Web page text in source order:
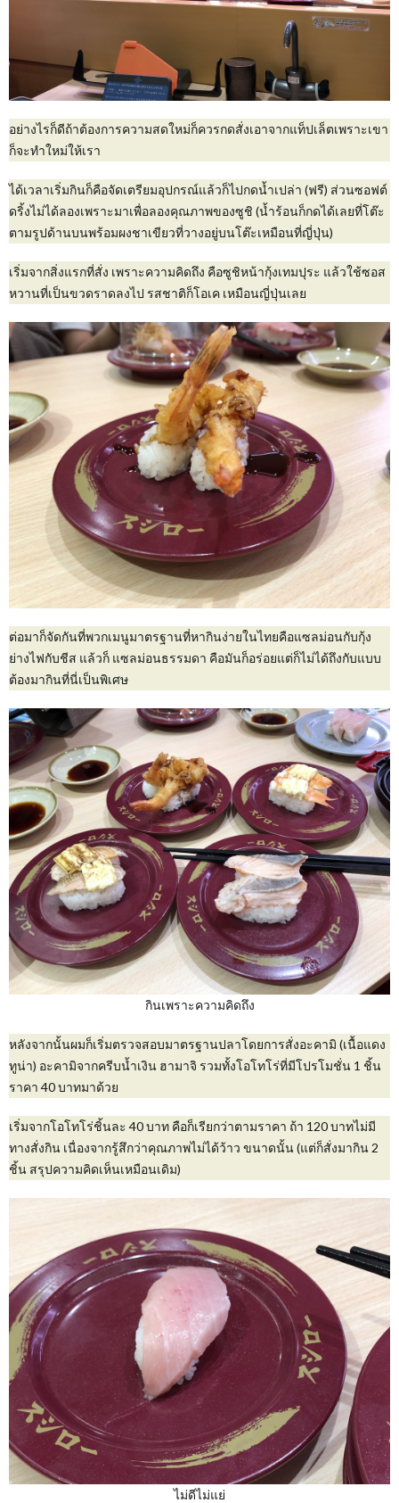
อย่างไรก็ดีถ้าต้องการความสดใหม่ก็ควรกดสั่งเอาจากแท็ปเล็ตเพราะเขา
ก็จะทำใหม่ให้เรา
ได้เวลาเริ่มกินก็คือจัดเตรียมอุปกรณ์แล้วก็ไปกดน้ำเปล่า (ฟรี) ส่วนซอฟต์
ดริ้งไม่ได้ลองเพราะมาเพื่อลองคุณภาพของซูชิ (น้ำร้อนก็กดได้เลยที่โต๊ะ
ตามรูปด้านบนพร้อมผงชาเขียวที่วางอยู่บนโต๊ะเหมือนที่ญี่ปุ่น)
เริ่มจากสิ่งแรกที่สั่ง เพราะความคิดถึง คือซูชิหน้ากุ้งเทมปุระ แล้วใช้ซอส
หวานที่เป็นขวดราดลงไป รสชาติก็โอเค เหมือนญี่ปุ่นเลย
ต่อมาก็จัดกันที่พวกเมนูมาตรฐานที่หากินง่ายในไทยคือแซลม่อนกับกุ้ง
ย่างไฟกับชีส แล้วก็ แซลม่อนธรรมดา คือมันก็อร่อยแต่ก็ไม่ได้ถึงกับแบบ
ต้องมากินที่นี่เป็นพิเศษ
กินเพราะความคิดถึง
หลังจากนั้นผมก็เริ่มตรวจสอบมาตรฐานปลาโดยการสั่งอะคามิ (เนื้อแดง
ทูน่า) อะคามิจากครีบน้ำเงิน ฮามาจิ รวมทั้งโอโทโร่ที่มีโปรโมชั่น 1 ชิ้น
ราคา 40 บาทมาด้วย
เริ่มจากโอโทโร่ชิ้นละ 40 บาท คือก็เรียกว่าตามราคา ถ้า 120 บาทไม่มี
ทางสั่งกิน เนื่องจากรู้สึกว่าคุณภาพไม่ได้ว้าว ขนาดนั้น (แต่ก็สั่งมากิน 2
ชิ้น สรุปความคิดเห็นเหมือนเดิม)
ไม่ดีไม่แย่